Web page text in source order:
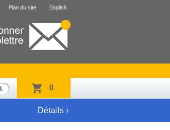
Plan du site English
0
Détails ›